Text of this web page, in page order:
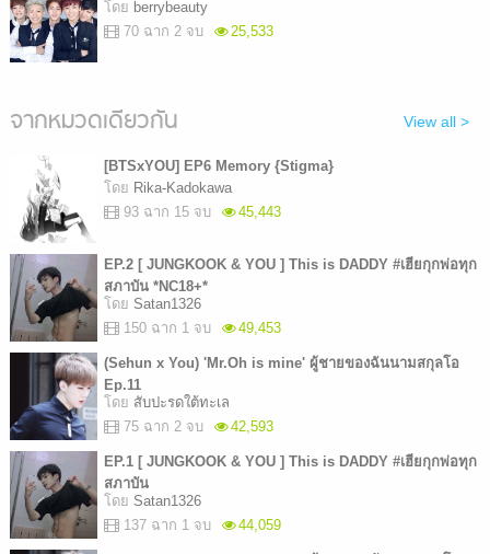
โดย berrybeauty
70 ฉาก 2 จบ
25,533
จากหมวดเดียวกัน View all >
[BTSxYOU] EP6 Memory {Stigma}
โดย Rika-Kadokawa
93 ฉาก 15 จบ
45,443
EP.2 [ JUNGKOOK & YOU ] This is DADDY #เฮียกุกพ่อทุก
สภาบัน *NC18+*
โดย Satan1326
150 ฉาก 1 จบ
49,453
(Sehun x You) 'Mr.Oh is mine' ผู้ชายของฉันนามสกุลโอ
Ep.11
โดย สับปะรดใต้ทะเล
75 ฉาก 2 จบ
42,593
EP.1 [ JUNGKOOK & YOU ] This is DADDY #เฮียกุกพ่อทุก
สภาบัน
โดย Satan1326
137 ฉาก 1 จบ
44,059